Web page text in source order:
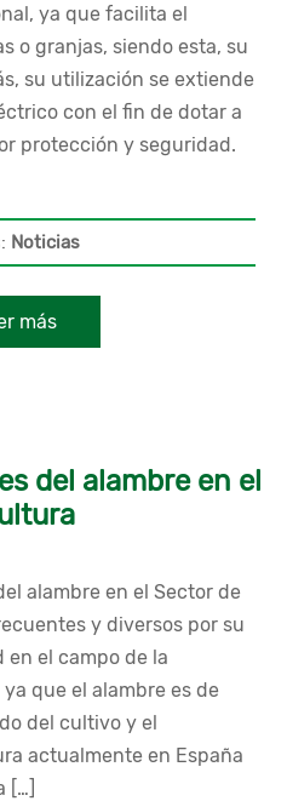
ya que facilita el
o granjas, siendo esta, su
su utilización se extiende
con el fin de dotar a
protección y seguridad.
Noticias
más
del alambre en el
alambre en el Sector de
y diversos por su
el campo de la
que el alambre es de
del cultivo y el
actualmente en España
[…]